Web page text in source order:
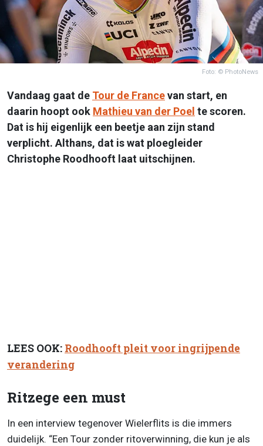
Foto: © PhotoNews
Vandaag gaat de Tour de Francevan start, en
daarin hoopt ook Mathieu van der Poel te scoren.
Dat is hij eigenlijk een beetje aan zijn stand
verplicht. Althans, dat is wat ploegleider
Christophe Roodhooft laat uitschijnen.
LEES OOK: Roodhooft pleit voor ingrijpende
verandering
Ritzege een must
In een interview tegenover Wielerflits is die immers
duidelijk. “Een Tour zonder ritoverwinning, die kun je als